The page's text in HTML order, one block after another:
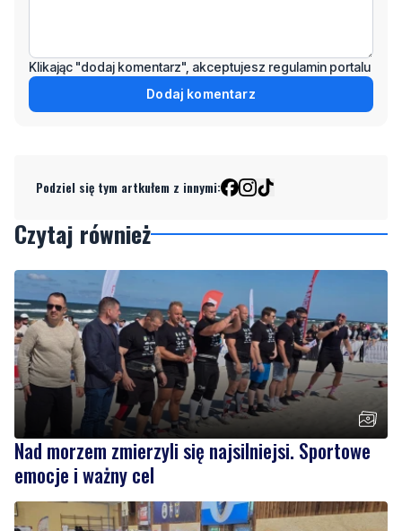
Nad morzem zmierzyli się najsilniejsi. Sportowe
emocje i ważny cel